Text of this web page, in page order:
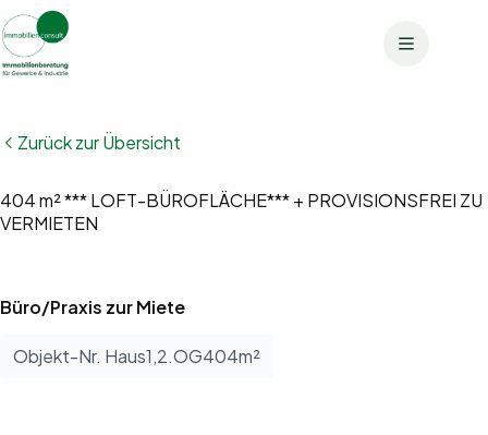
Zum
Inhalt
springen
Zurück zur Übersicht
404 m² *** LOFT-BÜROFLÄCHE*** + PROVISIONSFREI ZU
VERMIETEN
Bilder anzeigen (11)
Grundrisse anzeigen (1)
Büro/Praxis zur Miete
Objekt-Nr. Haus1,2.OG404m²